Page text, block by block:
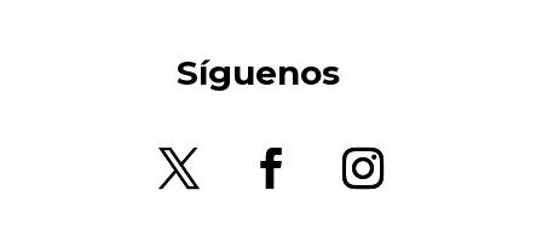
Síguenos